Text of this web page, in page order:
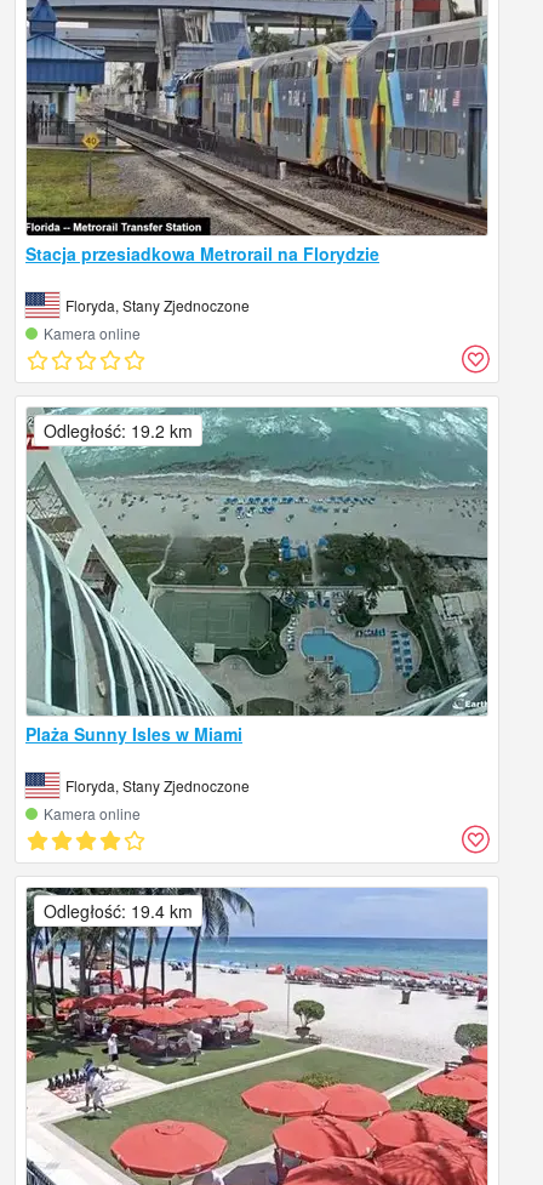
Stacja przesiadkowa Metrorail na Florydzie
Floryda, Stany Zjednoczone
Kamera online
Plaża Sunny Isles w Miami
Floryda, Stany Zjednoczone
Kamera online
Odległość: 19.2 km
Odległość: 19.4 km